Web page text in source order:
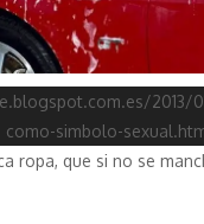
2013/
como-simbolo-
ropa, que si no se